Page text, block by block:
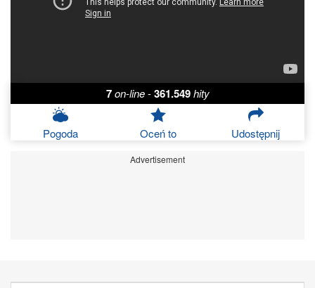
7 on-line - 361.549 hity
Pogoda Oceń to Udostępnij
Advertisement